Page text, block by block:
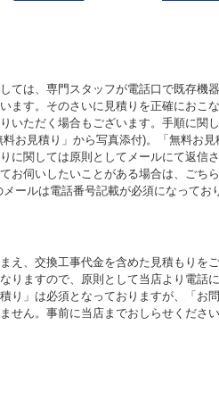
ては、専門スタッフが電話口で既存機
ます。そのさいに見積りを正確におこ
いただく場合もございます。手順に関
お見積り」から写真添付)。「無料お見
に関しては原則としてメールにて返信
お伺いしたいことがある場合は、ごち
ールは電話番号記載が必須になってお
え、交換工事代金を含めた見積もりを
りますので、原則として当店より電話
り」は必須となっておりますが、「お
せん。事前に当店までおしらせくださ